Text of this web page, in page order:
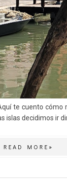
te cuento
islas decidimos ir
READ MORE»